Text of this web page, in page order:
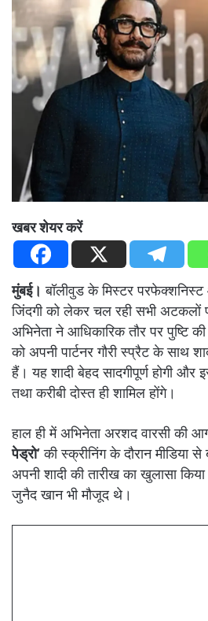
खबर शेयर करें
मुंबई। बॉलीवुड के मिस्टर
जिंदगी को लेकर चल रही सभी अटकलों
अभिनेता ने आधिकारिक तौर पर पुष्टि
को अपनी पार्टनर गौरी स्प्रैट के साथ
हैं। यह शादी बेहद सादगीपूर्ण होगी
तथा करीबी दोस्त ही शामिल होंगे।
हाल ही में अभिनेता अरशद वारसी की
पेड्रो’की स्क्रीनिंग के दौरान मीडिया
अपनी शादी की तारीख का खुलासा
जुनैद खान भी मौजूद थे।